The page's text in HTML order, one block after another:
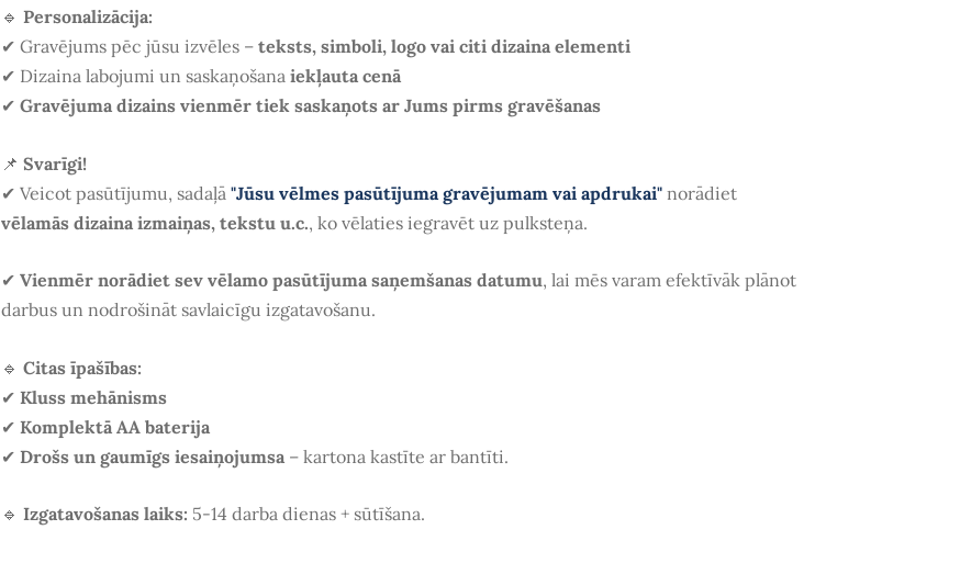
🔹 Personalizācija:
✔ Gravējums pēc jūsu izvēles – teksts, simboli, logo vai citi dizaina elementi
✔ Dizaina labojumi un saskaņošana iekļauta cenā
✔ Gravējuma dizains vienmēr tiek saskaņots ar Jums pirms gravēšanas
📌 Svarīgi!
✔ Veicot pasūtījumu, sadaļā "Jūsu vēlmes pasūtījuma gravējumam vai apdrukai"norādiet
vēlamās dizaina izmaiņas, tekstu u.c., ko vēlaties iegravēt uz pulksteņa.
✔ Vienmēr norādiet sev vēlamo pasūtījuma saņemšanas datumu, lai mēs varam efektīvāk plānot
darbus un nodrošināt savlaicīgu izgatavošanu.
🔹 Citas īpašības:
✔ Kluss mehānisms
✔ Komplektā AA baterija
✔ Drošs un gaumīgs iesaiņojumsa– kartona kastīte ar bantīti.
🔹 Izgatavošanas laiks: 5-14 darba dienas + sūtīšana.